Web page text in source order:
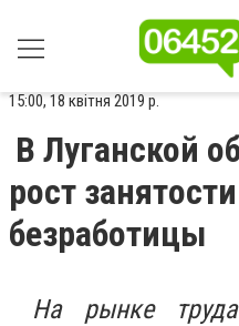
15:00, 18 квітня 2019 р.
В Луганской
рост
безработицы
На рынке труда